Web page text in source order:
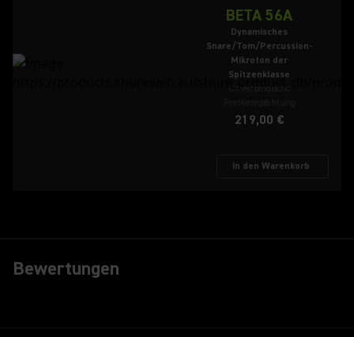
BETA 56A
Dynamisches
Snare/Tom/Percussion-
Mikrofon der
Spitzenklasse
Unverbindliche
219,00 €
In den Warenkorb
Bewertungen